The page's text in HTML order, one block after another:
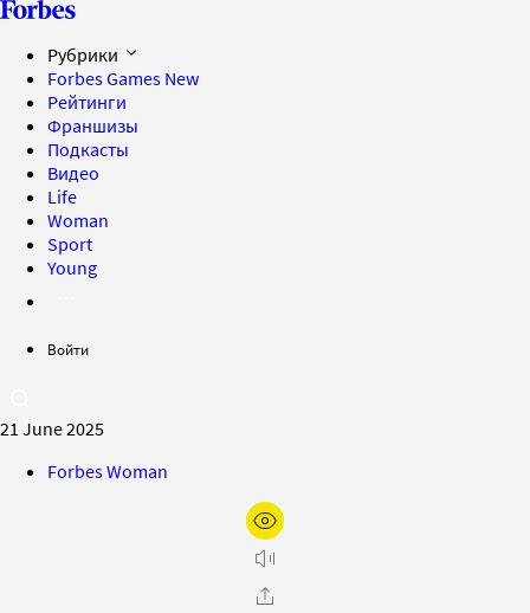
Рубрики
Forbes Games New
Рейтинги
Франшизы
Подкасты
Видео
Life
Woman
Sport
Young
Войти
21 June 2025
Forbes Woman